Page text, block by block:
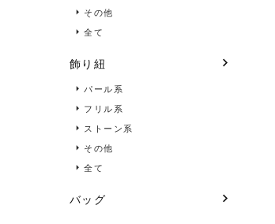
その他
全て
飾り紐
パール系
フリル系
ストーン系
その他
全て
バッグ